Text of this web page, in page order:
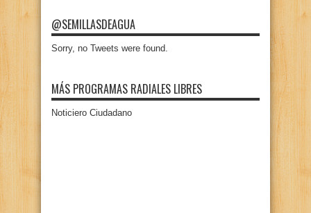
@SEMILLASDEAGUA
Sorry, no Tweets were found.
MÁS PROGRAMAS RADIALES LIBRES
Noticiero Ciudadano